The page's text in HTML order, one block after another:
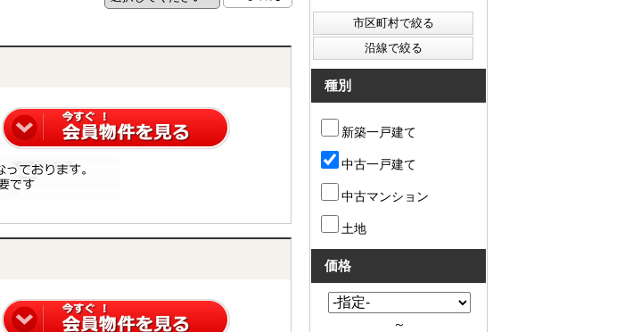
種別
新築一戸建て
中古一戸建て
中古マンション
土地
価格
～